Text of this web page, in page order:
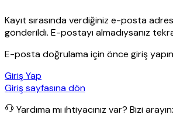
Kayıt sırasında verdiğiniz e-posta
gönderildi. E-postayı almadıysanız
E-posta doğrulama için önce giriş
Giriş Yap
Giriş sayfasına dön
Yardıma mı ihtiyacınız var? Bizi arayın: